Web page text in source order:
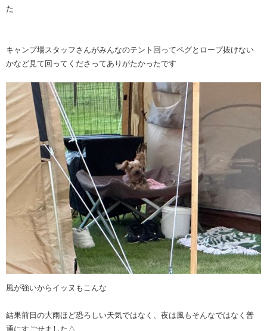
た
キャンプ場スタッフさんがみんなのテント回ってペグとロープ抜けない
かなど見て回ってくださってありがたかったです
風が強いからイッヌもこんな
結果前日の大雨ほど恐ろしい天気ではなく、夜は風もそんなではなく普
通にすごせました△